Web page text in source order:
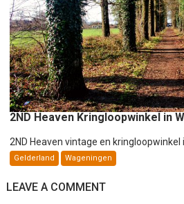
2ND Heaven Kringloopwinkel in
2ND Heaven vintage en kringloopwinkel
Gelderland Wageningen
LEAVE A COMMENT